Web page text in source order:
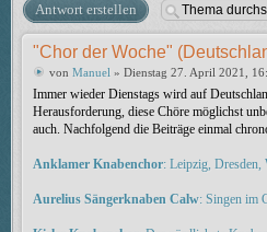
Antwort erstellen
"Chor der Woche"
von Manuel » Dienstag 27. April 2021,
Immer wieder Dienstags wird auf
Herausforderung, diese Chöre möglichst
auch. Nachfolgend die Beiträge einmal
Anklamer Knabenchor: Leipzig,
Aurelius Sängerknaben Calw: Singen im